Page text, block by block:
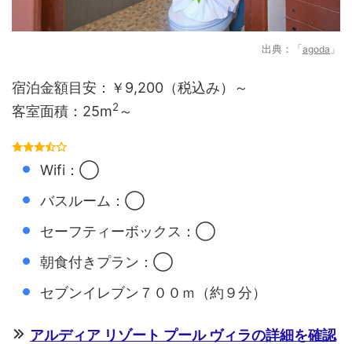
出典： agoda
宿泊金額目安：￥9,200（税込み）～
客室面積：25m2～
Wifi：◯
バスルーム：◯
セーフティーボックス：◯
朝食付きプラン：◯
セブンイレブン７００ｍ（約９分）
アルディア リゾート プール ヴィラの詳細を確認